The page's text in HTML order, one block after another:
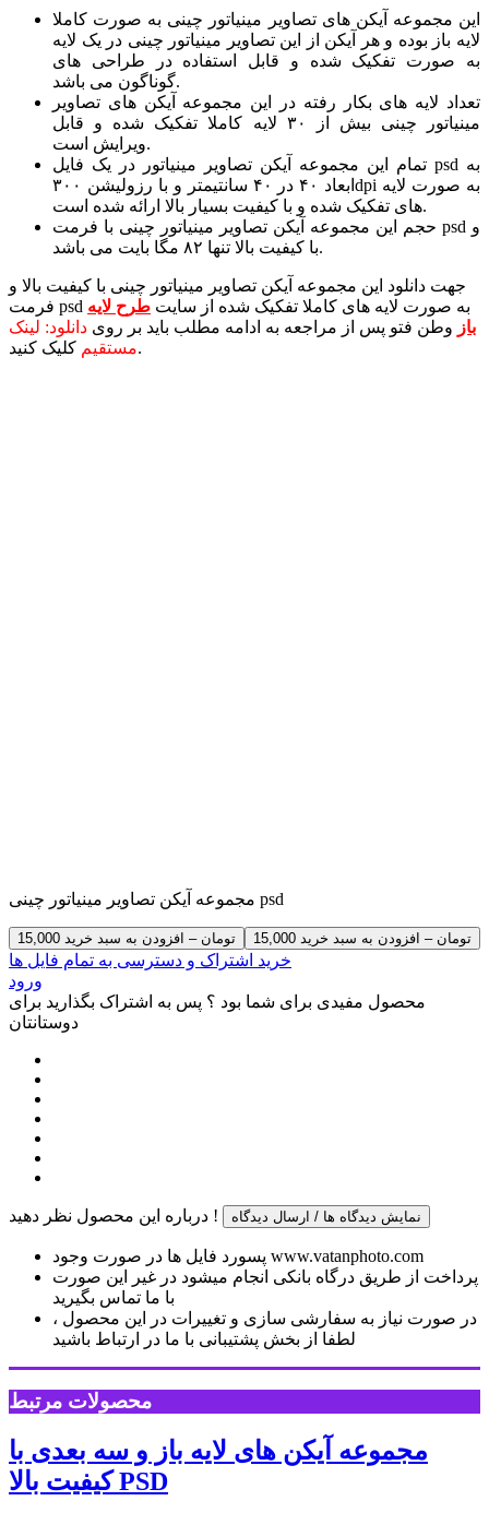
این مجموعه آیکن های تصاویر مینیاتور چینی به صورت کاملا
لایه باز بوده و هر آیکن از این تصاویر مینیاتور چینی در یک لایه
به صورت تفکیک شده و قابل استفاده در طراحی های
گوناگون می باشد.
تعداد لایه های بکار رفته در این مجموعه آیکن های تصاویر
مینیاتور چینی بیش از ۳۰ لایه کاملا تفکیک شده و قابل
ویرایش است.
تمام این مجموعه آیکن تصاویر مینیاتور در یک فایل psd به
ابعاد ۴۰ در ۴۰ سانتیمتر و با رزولیشن ۳۰۰dpi به صورت لایه
های تفکیک شده و با کیفیت بسیار بالا ارائه شده است.
حجم این مجموعه آیکن تصاویر مینیاتور چینی با فرمت psd و
با کیفیت بالا تنها ۸۲ مگا بایت می باشد.
جهت دانلود این مجموعه آیکن تصاویر مینیاتور چینی با کیفیت بالا و
فرمت psd به صورت لایه های کاملا تفکیک شده از سایت طرح لایه
باز وطن فتو پس از مراجعه به ادامه مطلب باید بر روی دانلود: لینک
مستقیمکلیک کنید.
مجموعه آیکن تصاویر مینیاتور چینی psd
15,000 تومان – افزودن به سبد خرید
خرید اشتراک و دسترسی به تمام فایل ها
ورود
محصول مفیدی برای شما بود ؟ پس به اشتراک بگذارید برای
دوستانتان
درباره این محصول نظر دهید ! نمایش دیدگاه ها / ارسال دیدگاه
پسورد فایل ها در صورت وجود www.vatanphoto.com
پرداخت از طریق درگاه بانکی انجام میشود در غیر این صورت
با ما تماس بگیرید
در صورت نیاز به سفارشی سازی و تغییرات در این محصول ،
لطفا از بخش پشتیبانی با ما در ارتباط باشید
محصولات مرتبط
مجموعه آیکن های لایه باز و سه بعدی با
کیفیت بالا PSD